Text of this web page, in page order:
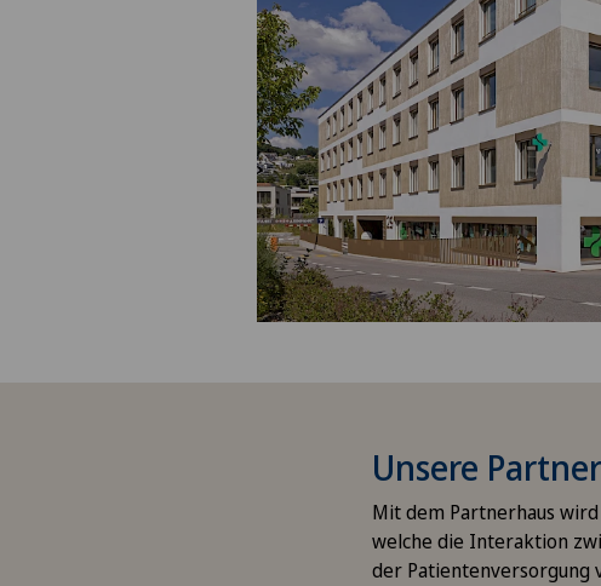
Unsere
Mit dem Partnerhaus
welche die Interaktion
der Patientenversorgung